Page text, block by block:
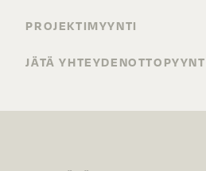
PROJEKTIMYYNTI
JÄTÄ